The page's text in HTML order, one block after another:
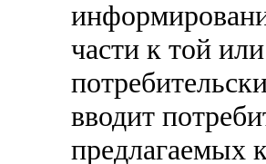
части к той
вводит
предлагаемых